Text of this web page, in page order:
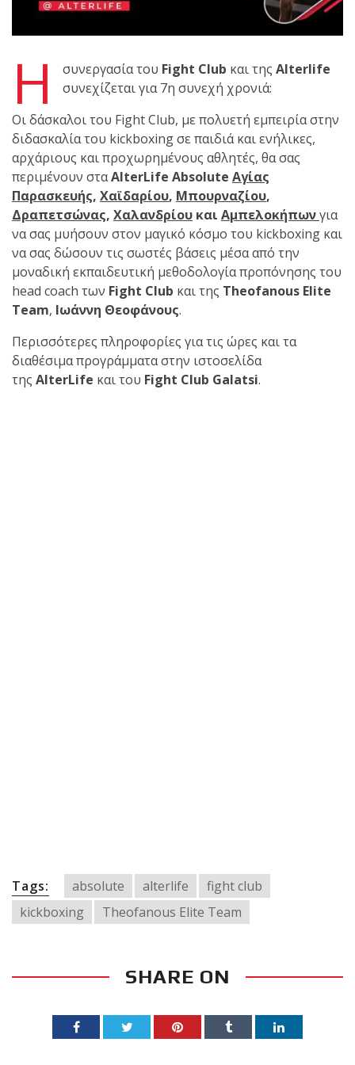
ζωνών!
επιτυχία
πραγματοποιήθηκε το
κλειστό σεμινάριο
Brazilian Jiu-Jitsu με τον
Grand Master Reyson
Gracie στο Fight Club
Galatsi!
Ετήσιες
Προεγγραφές 2026–2027
Μόνο για 10 ημέρες | 8–
17 Ιουλίου
Η συνεργασία του Fight Club και της Alterlife
συνεχίζεται για 7η συνεχή χρονιά:
Οι δάσκαλοι του Fight Club, με πολυετή εμπειρία στην
διδασκαλία του kickboxing σε παιδιά και ενήλικες,
αρχάριους και προχωρημένους αθλητές, θα σας
περιμένουν σταAlterLife Absolute Αγίας
Παρασκευής, Χαϊδαρίου, Μπουρναζίου,
Δραπετσώνας, Χαλανδρίου και Αμπελοκήπωνγια
να σας μυήσουν στον μαγικό κόσμο του kickboxing και
να σας δώσουν τις σωστές βάσεις μέσα από την
μοναδική εκπαιδευτική μεθοδολογία προπόνησης του
head coach των Fight Club και της Theofanous Elite
Team, Ιωάννη Θεοφάνους.
Περισσότερες πληροφορίες για τις ώρες και τα
διαθέσιμα προγράμματα στην ιστοσελίδα
της AlterLife και του Fight Club Galatsi.
Tags: absolute alterlife
fight club
kickboxing
Theofanous Elite Team
SHARE ON